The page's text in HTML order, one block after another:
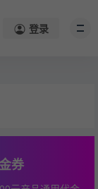
登录
券